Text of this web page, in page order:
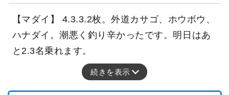
【マダイ】 4.3.3.2枚。外道カサゴ、ホウボウ、
ハナダイ。潮悪く釣り辛かったです。明日はあ
と2.3名乗れます。
続きを表示